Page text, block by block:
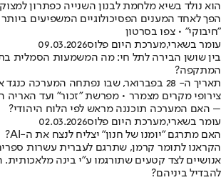
הוא נולד בשיא מלחמת לבנון השנייה כפתרון
הפך לאחד המענים הפסיכולוגיים המשפיעים
"חיבוקי" • צפו בסרטון
עומר בשארי,מערכת היום פלוס09.03.2026
בין שושן הבירה לתל חי: מה המשמעות הסמלית
המתקפה?
תאריך ה- 28 בפברואר, שבו נפתחה המערכה
צירופי מקרים מצמרר • מפרשת "זכור" ועד האריה
– האם המערכה תוכננה מראש לפי הלוח היהודי?
עומר בשארי,מערכת היום פלוס02.03.2026
האם מתרגם "יומנו של חנון" יצליח לנצח את ה-AI?
הקראנו לתומר קרמן, שתרגם לעברית עשרות
אנושיים לצד קטעים שתורגמו ע"י בינה
להבדיל ביניהם?